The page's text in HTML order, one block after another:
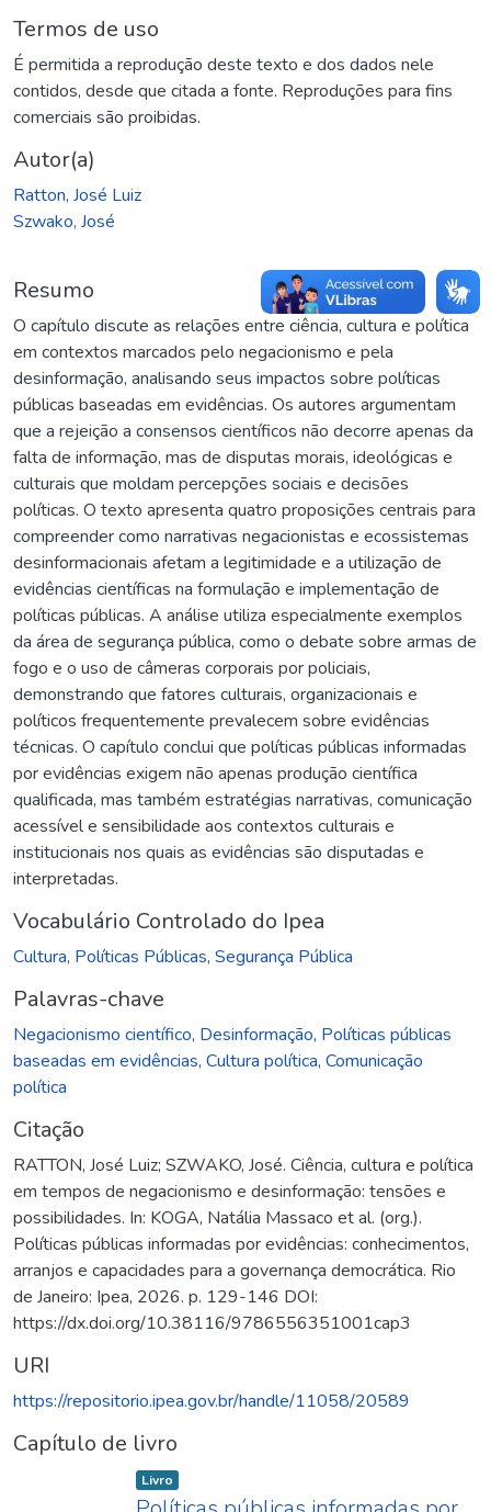
Termos de uso
É permitida a reprodução deste texto e dos dados nele
contidos, desde que citada a fonte. Reproduções para fins
comerciais são proibidas.
Autor(a)
Ratton, José Luiz
Szwako, José
Resumo
O capítulo discute as relações entre ciência, cultura e política
em contextos marcados pelo negacionismo e pela
desinformação, analisando seus impactos sobre políticas
públicas baseadas em evidências. Os autores argumentam
que a rejeição a consensos científicos não decorre apenas da
falta de informação, mas de disputas morais, ideológicas e
culturais que moldam percepções sociais e decisões
políticas. O texto apresenta quatro proposições centrais para
compreender como narrativas negacionistas e ecossistemas
desinformacionais afetam a legitimidade e a utilização de
evidências científicas na formulação e implementação de
políticas públicas. A análise utiliza especialmente exemplos
da área de segurança pública, como o debate sobre armas de
fogo e o uso de câmeras corporais por policiais,
demonstrando que fatores culturais, organizacionais e
políticos frequentemente prevalecem sobre evidências
técnicas. O capítulo conclui que políticas públicas informadas
por evidências exigem não apenas produção científica
qualificada, mas também estratégias narrativas, comunicação
acessível e sensibilidade aos contextos culturais e
institucionais nos quais as evidências são disputadas e
interpretadas.
Vocabulário Controlado do Ipea
Cultura, Políticas Públicas, Segurança Pública
Palavras-chave
Negacionismo científico, Desinformação, Políticas públicas
baseadas em evidências, Cultura política, Comunicação
política
Citação
RATTON, José Luiz; SZWAKO, José. Ciência, cultura e política
em tempos de negacionismo e desinformação: tensões e
possibilidades. In: KOGA, Natália Massaco et al. (org.).
Políticas públicas informadas por evidências: conhecimentos,
arranjos e capacidades para a governança democrática. Rio
de Janeiro: Ipea, 2026. p. 129-146 DOI:
https://dx.doi.org/10.38116/9786556351001cap3
URI
https://repositorio.ipea.gov.br/handle/11058/20589
Capítulo de livro
Item type:
Livro ,